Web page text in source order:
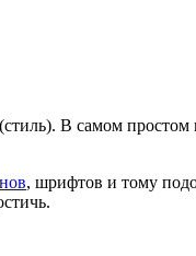
В самом
, шрифтов и тому